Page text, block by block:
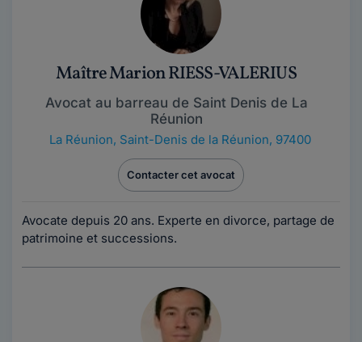
Maître Marion RIESS-VALERIUS
Avocat au barreau de Saint Denis de La
Réunion
La Réunion, Saint-Denis de la Réunion, 97400
Contacter cet avocat
Avocate depuis 20 ans. Experte en divorce, partage de
patrimoine et successions.